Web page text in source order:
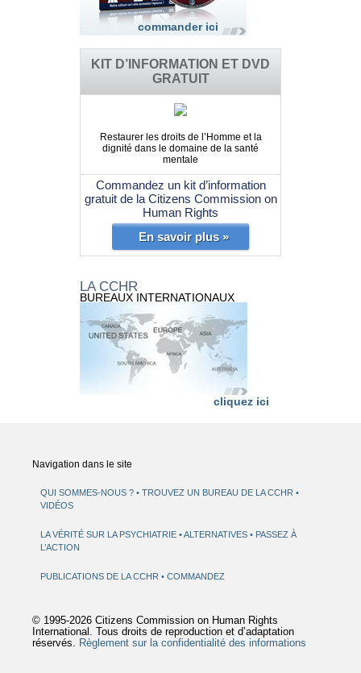
commander ici
KIT D’INFORMATION ET DVD
GRATUIT
Restaurer les droits de l’Homme et la
dignité dans le domaine de la santé
mentale
Commandez un kit d’information
gratuit de la Citizens Commission on
Human Rights
En savoir plus »
LA CCHR
BUREAUX INTERNATIONAUX
cliquez ici
Navigation dans le site
QUI SOMMES-NOUS ?
TROUVEZ UN BUREAU DE LA CCHR
VIDÉOS
LA VÉRITÉ SUR LA PSYCHIATRIE ALTERNATIVES
PASSEZ À
L’ACTION
PUBLICATIONS DE LA CCHR COMMANDEZ
© 1995-2026 Citizens Commission on Human Rights
International. Tous droits de reproduction et d’adaptation
réservés. Règlement sur la confidentialité des informations